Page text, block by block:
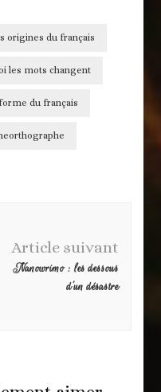
origines du français
les mots changent
du français
Article suivant
Nanowrimo : les dessous
d’un désastre